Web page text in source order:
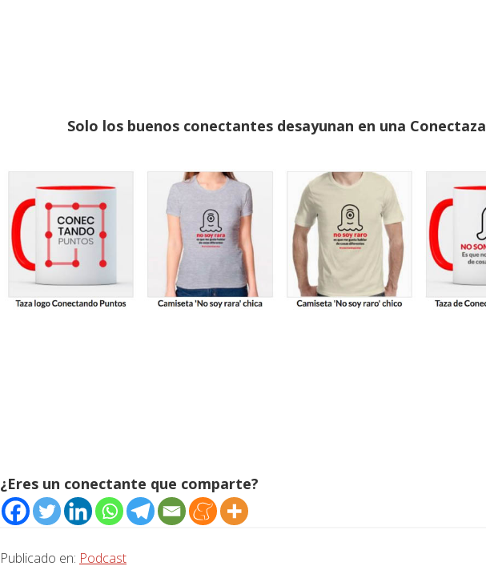
Solo los buenos conectantes desayunan en una Conectaza
¿Eres un conectante que comparte?
Publicado en: Podcast